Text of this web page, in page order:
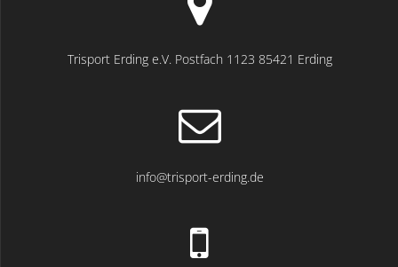
Trisport Erding e.V. Postfach 1123 85421 Erding
info@trisport-erding.de